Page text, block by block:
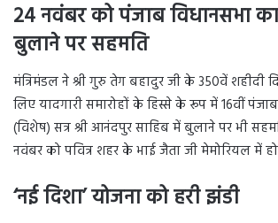
24 नवंबर को पंजाब विधानसभा
बुलाने पर सहमति
मंत्रिमंडल ने श्री गुरु तेग बहादुर जी के 350वें शहीदी
लिए यादगारी समारोहों के हिस्से के रूप में 16वीं
(विशेष) सत्र श्री आनंदपुर साहिब में बुलाने पर भी
नवंबर को पवित्र शहर के भाई जैता जी मेमोरियल में
‘नई दिशा’ योजना को हरी झंडी